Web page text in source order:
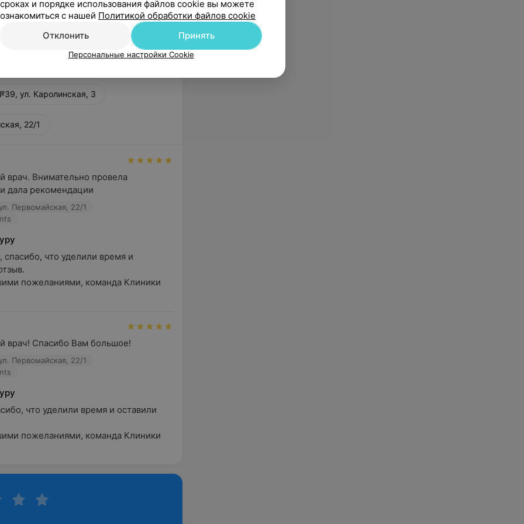
участием по гинекологии
ул. Каролинская, 3
22/1
врач. Внимательно провела
дала рекомендации
Первомайская, 22/1
спасибо, что уделили время и
пожеланиями, команда Клиники
врач! Спасибо Вам большое!
Первомайская, 22/1
что уделили время и оставили
пожеланиями, команда Клиники
сроках и порядке использования файлов cookie вы можете
ознакомиться с нашей Политикой обработки файлов cookie
Отклонить
Принять
Персональные настройки Cookie